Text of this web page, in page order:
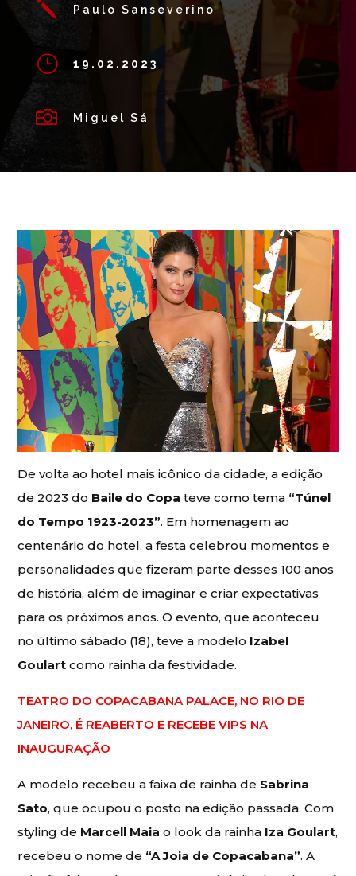
j Paulo Sanseverino
} 19.02.2023
 Miguel Sá
De volta ao hotel mais icônico da cidade, a edição
de 2023 do Baile do Copa teve como tema “Túnel
do Tempo 1923-2023”. Em homenagem ao
centenário do hotel, a festa celebrou momentos e
personalidades que fizeram parte desses 100 anos
de história, além de imaginar e criar expectativas
para os próximos anos. O evento, que aconteceu
no último sábado (18), teve a modelo Izabel
Goulart como rainha da festividade.
TEATRO DO COPACABANA PALACE, NO RIO DE
JANEIRO, É REABERTO E RECEBE VIPS NA
INAUGURAÇÃO
A modelo recebeu a faixa de rainha de Sabrina
Sato, que ocupou o posto na edição passada. Com
styling de Marcell Maia o look da rainha Iza Goulart,
recebeu o nome de “A Joia de Copacabana”. A